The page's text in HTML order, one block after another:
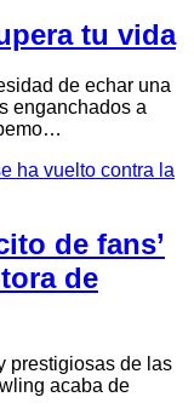
tu vida
de echar una
enganchados a
de fans’
de
prestigiosas de las
acaba de